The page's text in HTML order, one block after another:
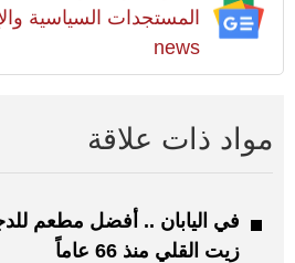
news
مواد ذات علاقة
في اليابان .. أفضل مطعم
زيت القلي منذ 66 عاماً